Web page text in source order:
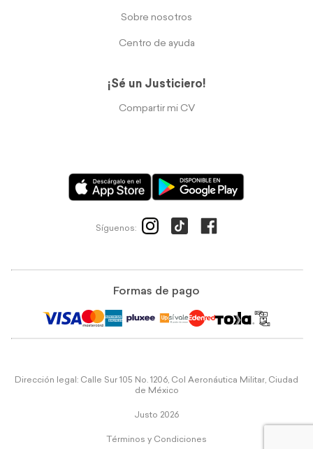
Sobre nosotros
Centro de ayuda
¡Sé un Justiciero!
Compartir mi CV
Síguenos:
Formas de pago
Dirección legal: Calle Sur 105 No. 1206, Col Aeronáutica Militar, Ciudad
de México
Justo 2026
Términos y Condiciones